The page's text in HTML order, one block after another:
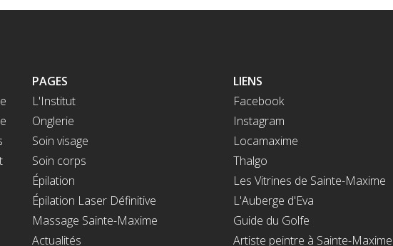
PAGES
L'Institut
Onglerie
Soin visage
Soin corps
Épilation
Épilation Laser Définitive
Massage Sainte-Maxime
Actualités
LIENS
Facebook
Instagram
Locamaxime
Thalgo
Les Vitrines de Sainte-Maxime
L'Auberge d'Eva
Guide du Golfe
Artiste peintre à Sainte-Maxime